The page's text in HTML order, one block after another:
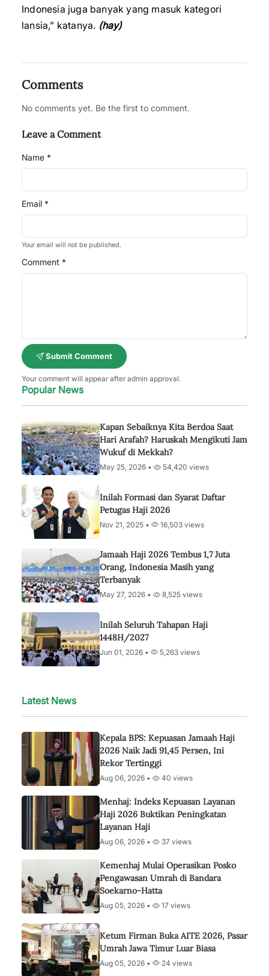
Indonesia juga banyak yang masuk kategori
lansia,” katanya. (hay)
Comments
No comments yet. Be the first to comment.
Leave a Comment
Name *
Email *
Your email will not be published.
Comment *
Submit Comment
Your comment will appear after admin approval.
Popular News
Kapan Sebaiknya Kita Berdoa Saat
Hari Arafah? Haruskah Mengikuti Jam
Wukuf di Mekkah?
May 25, 2026 • 54,420 views
Inilah Formasi dan Syarat Daftar
Petugas Haji 2026
Nov 21, 2025 • 16,503 views
Jamaah Haji 2026 Tembus 1,7 Juta
Orang, Indonesia Masih yang
Terbanyak
May 27, 2026 • 8,525 views
Inilah Seluruh Tahapan Haji
1448H/2027
Jun 01, 2026 • 5,263 views
Latest News
Kepala BPS: Kepuasan Jamaah Haji
2026 Naik Jadi 91,45 Persen, Ini
Rekor Tertinggi
Aug 06, 2026 • 40 views
Menhaj: Indeks Kepuasan Layanan
Haji 2026 Buktikan Peningkatan
Layanan Haji
Aug 06, 2026 • 37 views
Kemenhaj Mulai Operasikan Posko
Pengawasan Umrah di Bandara
Soekarno-Hatta
Aug 05, 2026 • 17 views
Ketum Firman Buka AITE 2026, Pasar
Umrah Jawa Timur Luar Biasa
Aug 05, 2026 • 24 views